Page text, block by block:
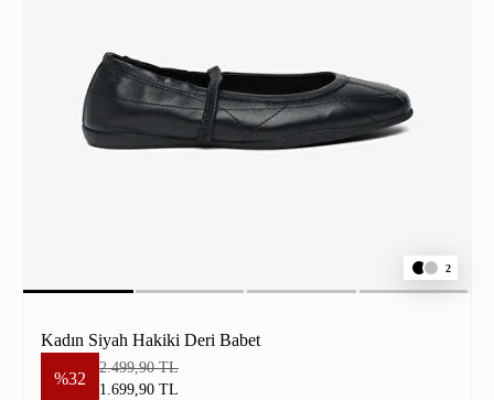
2
Kadın Siyah Hakiki Deri Babet
%32
2.499,90 TL
1.699,90 TL